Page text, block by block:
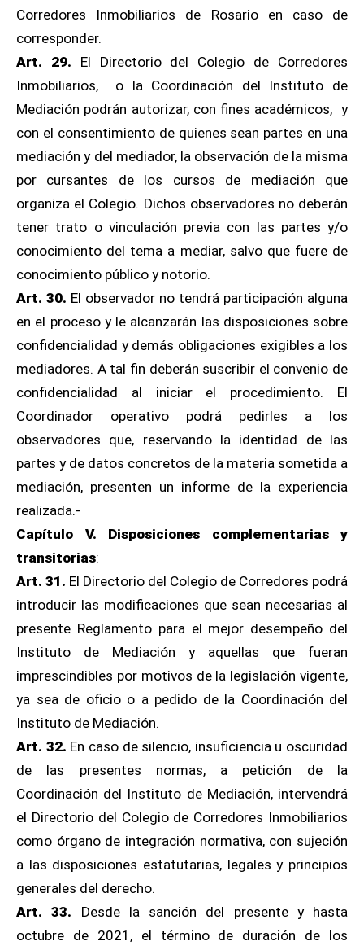
Corredores Inmobiliarios de Rosario en caso de
corresponder.
Art. 29. El Directorio del Colegio de Corredores
Inmobiliarios, o la Coordinación del Instituto de
Mediación podrán autorizar, con fines académicos, y
con el consentimiento de quienes sean partes en una
mediación y del mediador, la observación de la misma
por cursantes de los cursos de mediación que
organiza el Colegio. Dichos observadores no deberán
tener trato o vinculación previa con las partes y/o
conocimiento del tema a mediar, salvo que fuere de
conocimiento público y notorio.
Art. 30. El observador no tendrá participación alguna
en el proceso y le alcanzarán las disposiciones sobre
confidencialidad y demás obligaciones exigibles a los
mediadores. A tal fin deberán suscribir el convenio de
confidencialidad al iniciar el procedimiento. El
Coordinador operativo podrá pedirles a los
observadores que, reservando la identidad de las
partes y de datos concretos de la materia sometida a
mediación, presenten un informe de la experiencia
realizada.-
Capítulo
V. Disposiciones complementarias y
transitorias:
Art. 31. El Directorio del Colegio de Corredores podrá
introducir las modificaciones que sean necesarias al
presente Reglamento para el mejor desempeño del
Instituto de Mediación y aquellas que fueran
imprescindibles por motivos de la legislación vigente,
ya sea de oficio o a pedido de la Coordinación del
Instituto de Mediación.
Art. 32. En caso de silencio, insuficiencia u oscuridad
de las presentes normas, a petición de la
Coordinación del Instituto de Mediación, intervendrá
el Directorio del Colegio de Corredores Inmobiliarios
como órgano de integración normativa, con sujeción
a las disposiciones estatutarias, legales y principios
generales del derecho.
Art. 33. Desde la sanción del presente y hasta
octubre de 2021, el término de duración de los